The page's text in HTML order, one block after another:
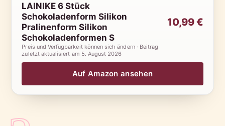
LAINIKE 6 Stück
Schokoladenform Silikon
Pralinenform Silikon
Schokoladenformen S
10,99 €
Preis und Verfügbarkeit können sich ändern · Beitrag
zuletzt aktualisiert am 5. August 2026
Auf Amazon ansehen